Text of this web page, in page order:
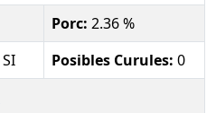
Porc: 2.36 %
SI Posibles Curules: 0